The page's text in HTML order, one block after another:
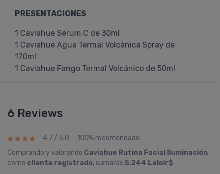
PRESENTACIONES
1 Caviahue Serum C de 30ml
1 Caviahue Agua Termal Volcánica Spray de
170ml
1 Caviahue Fango Termal Volcánico de 50ml
6 Reviews
4.7 / 5.0 - 100% recomendado.
Comprando y valorando Caviahue Rutina Facial Iluminación
como cliente registrado, sumarás 5.244 Leloir$